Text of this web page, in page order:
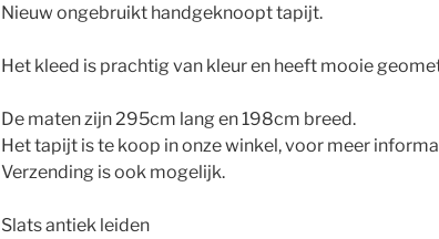
Nieuw ongebruikt handgeknoopt tapijt.
Het kleed is prachtig van kleur en heeft mooie
De maten zijn 295cm lang en 198cm breed.
Het tapijt is te koop in onze winkel, voor meer
Verzending is ook mogelijk.
Slats antiek leiden